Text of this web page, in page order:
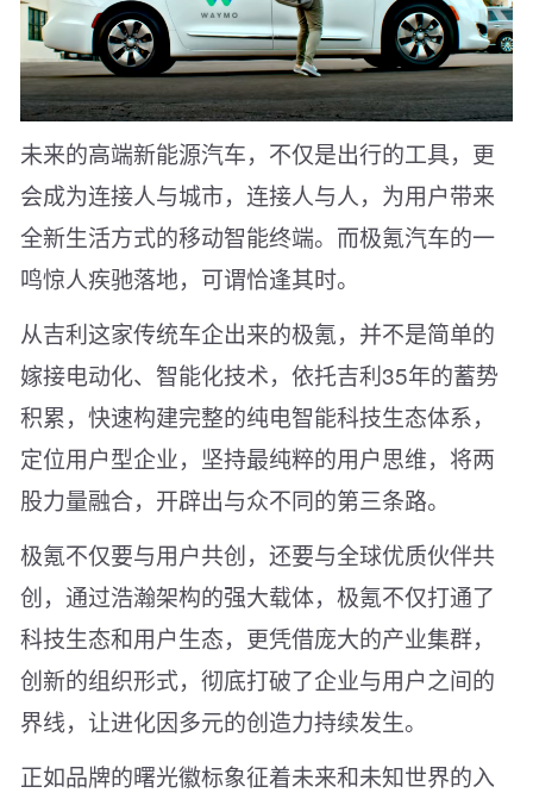
未来的高端新能源汽车，不仅是出行的工具，更
会成为连接人与城市，连接人与人，为用户带来
全新生活方式的移动智能终端。而极氪汽车的一
鸣惊人疾驰落地，可谓恰逢其时。
从吉利这家传统车企出来的极氪，并不是简单的
嫁接电动化、智能化技术，依托吉利35年的蓄势
积累，快速构建完整的纯电智能科技生态体系，
定位用户型企业，坚持最纯粹的用户思维，将两
股力量融合，开辟出与众不同的第三条路。
极氪不仅要与用户共创，还要与全球优质伙伴共
创，通过浩瀚架构的强大载体，极氪不仅打通了
科技生态和用户生态，更凭借庞大的产业集群，
创新的组织形式，彻底打破了企业与用户之间的
界线，让进化因多元的创造力持续发生。
正如品牌的曙光徽标象征着未来和未知世界的入